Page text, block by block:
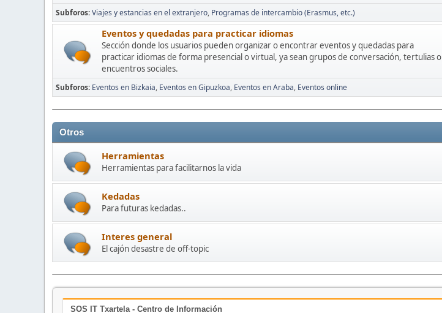
Subforos Viajes y estancias en el extranjero Programas de intercambio (Erasmus, etc.)
Eventos y quedadas para practicar idiomas
Sección donde los usuarios pueden organizar o encontrar eventos y quedadas para
practicar idiomas de forma presencial o virtual, ya sean grupos de conversación, tertulias o
encuentros sociales.
Subforos Eventos en Bizkaia Eventos en Gipuzkoa Eventos en Araba Eventos online
Otros
Herramientas
Herramientas para facilitarnos la vida
Kedadas
Para futuras kedadas..
Interes general
El cajón desastre de off-topic
SOS IT Txartela - Centro de Información